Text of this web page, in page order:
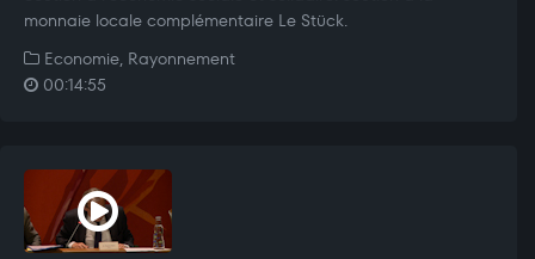
monnaie locale complémentaire Le Stück.
Economie, Rayonnement
00:14:55